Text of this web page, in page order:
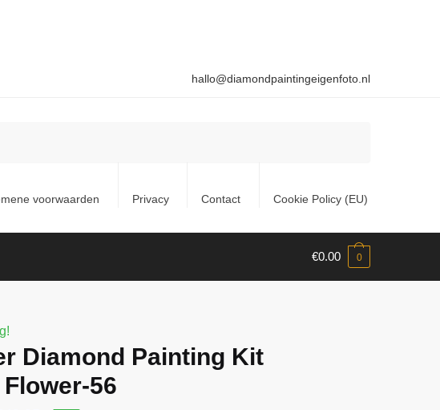
hallo@diamondpaintingeigenfoto.nl
voorwaarden Privacy Contact Cookie Policy (EU)
€0.00 0
Diamond Painting Kit
Flower-56